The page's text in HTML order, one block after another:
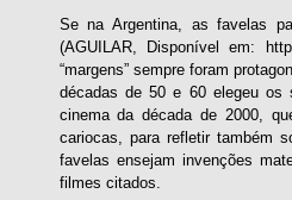
Se na Argentina, as favelas
(AGUILAR, Disponível em:
“margens” sempre foram
décadas de 50 e 60 elegeu os
cinema da década de 2000,
cariocas, para refletir também
favelas ensejam invenções
filmes citados.